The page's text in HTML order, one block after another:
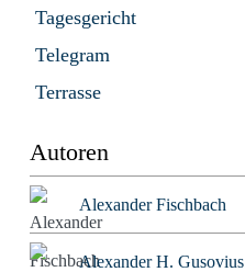
Tagesgericht
Telegram
Terrasse
Autoren
Alexander Fischbach
Alexander H. Gusovius